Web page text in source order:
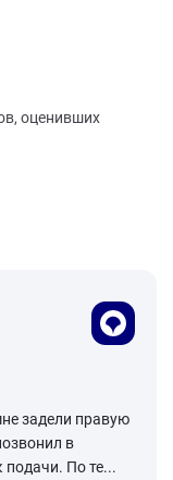
оценивших
задели правую
в
По те...